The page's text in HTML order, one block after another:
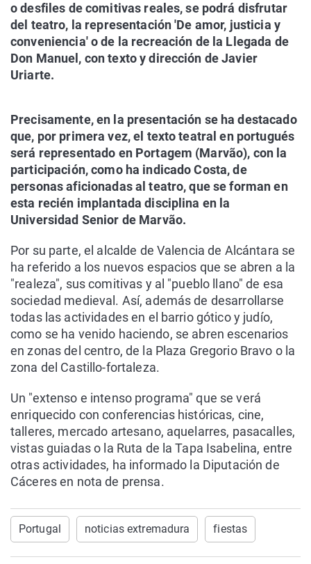
o desfiles de comitivas reales, se podrá disfrutar
del teatro, la representación 'De amor, justicia y
conveniencia' o de la recreación de la Llegada de
Don Manuel, con texto y dirección de Javier
Uriarte.
Precisamente, en la presentación se ha destacado
que, por primera vez, el texto teatral en portugués
será representado en Portagem (Marvão), con la
participación, como ha indicado Costa, de
personas aficionadas al teatro, que se forman en
esta recién implantada disciplina en la
Universidad Senior de Marvão.
Por su parte, el alcalde de Valencia de Alcántara se
ha referido a los nuevos espacios que se abren a la
"realeza", sus comitivas y al "pueblo llano" de esa
sociedad medieval. Así, además de desarrollarse
todas las actividades en el barrio gótico y judío,
como se ha venido haciendo, se abren escenarios
en zonas del centro, de la Plaza Gregorio Bravo o la
zona del Castillo-fortaleza.
Un "extenso e intenso programa" que se verá
enriquecido con conferencias históricas, cine,
talleres, mercado artesano, aquelarres, pasacalles,
vistas guiadas o la Ruta de la Tapa Isabelina, entre
otras actividades, ha informado la Diputación de
Cáceres en nota de prensa.
Portugal noticias extremadura fiestas